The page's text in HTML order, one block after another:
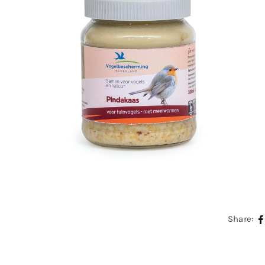
Share: